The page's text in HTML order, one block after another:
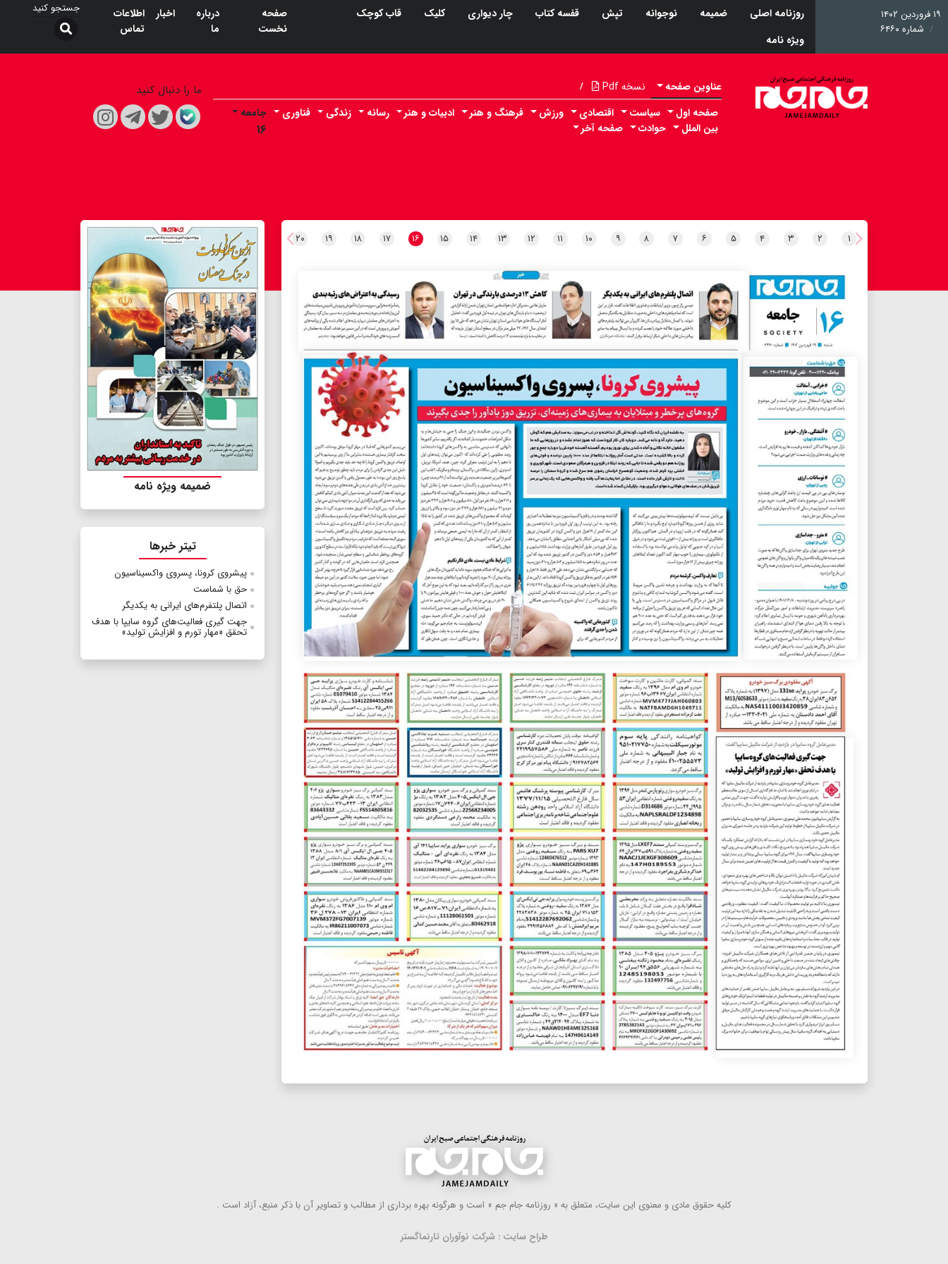
۱۹ فروردین ۱۴۰۲
شماره ۶۴۶۰
روزنامه اصلی ضمیمه نوجوانه تپش قفسه کتاب چار دیواری کلیک
قاب کوچک
ویژه نامه
صفحه
نخست
درباره
ما
اخبار
اطلاعات
تماس
عناوین صفحه نسخه Pdf /
صفحه اول سیاست اقتصادی ورزش فرهنگ و هنر ادبیات و هنر رسانه زندگی فناوری جامعه
۱۶ بین الملل حوادث صفحه آخر
ما را دنبال کنید
۱ ۲ ۳ ۴ ۵ ۶ ۷ ۸ ۹ ۱۰ ۱۱ ۱۲ ۱۳ ۱۴ ۱۵ ۱۶ ۱۷ ۱۸ ۱۹ ۲۰
ضمیمه ویژه نامه
تیتر خبرها
پیشروی کرونا، پسروی واکسیناسیون
حق با شماست
اتصال پلتفرم‌های ایرانی به یکدیگر
جهت گیری فعالیت‌های گروه سایپا با هدف
تحقق «مهار تورم و افزایش تولید»
كلیه حقوق مادی و معنوی این سایت، متعلق به « روزنامه جام جم » است و هرگونه بهره ‌برداری از مطالب و تصاویر آن با ذكر منبع، آزاد است .
طراح سایت : شرکت نوآوران تارنماگستر